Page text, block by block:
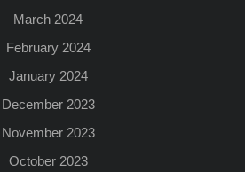
March 2024
February 2024
January 2024
December 2023
November 2023
October 2023